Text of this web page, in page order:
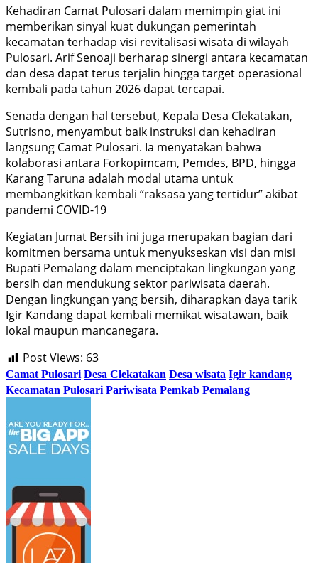
​Kehadiran Camat Pulosari dalam memimpin giat ini
memberikan sinyal kuat dukungan pemerintah
kecamatan terhadap visi revitalisasi wisata di wilayah
Pulosari. Arif Senoaji berharap sinergi antara kecamatan
dan desa dapat terus terjalin hingga target operasional
kembali pada tahun 2026 dapat tercapai.
​Senada dengan hal tersebut, Kepala Desa Clekatakan,
Sutrisno, menyambut baik instruksi dan kehadiran
langsung Camat Pulosari. Ia menyatakan bahwa
kolaborasi antara Forkopimcam, Pemdes, BPD, hingga
Karang Taruna adalah modal utama untuk
membangkitkan kembali “raksasa yang tertidur” akibat
pandemi COVID-19
​Kegiatan Jumat Bersih ini juga merupakan bagian dari
komitmen bersama untuk menyukseskan visi dan misi
Bupati Pemalang dalam menciptakan lingkungan yang
bersih dan mendukung sektor pariwisata daerah.
Dengan lingkungan yang bersih, diharapkan daya tarik
Igir Kandang dapat kembali memikat wisatawan, baik
lokal maupun mancanegara.
Post Views: 63
Camat Pulosari Desa Clekatakan Desa wisata Igir kandang
Kecamatan Pulosari Pariwisata Pemkab Pemalang